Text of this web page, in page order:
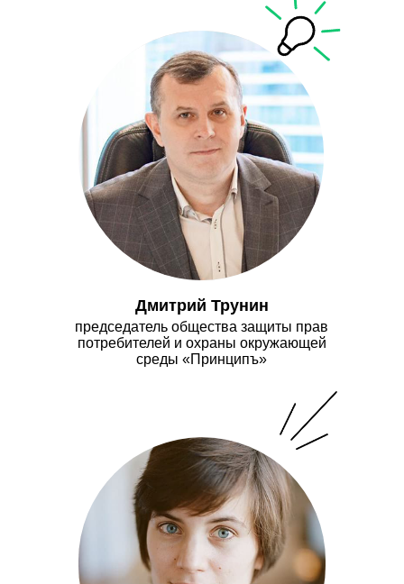
Дмитрий Трунин
председатель общества защиты прав
потребителей и охраны окружающей
среды «Принципъ»